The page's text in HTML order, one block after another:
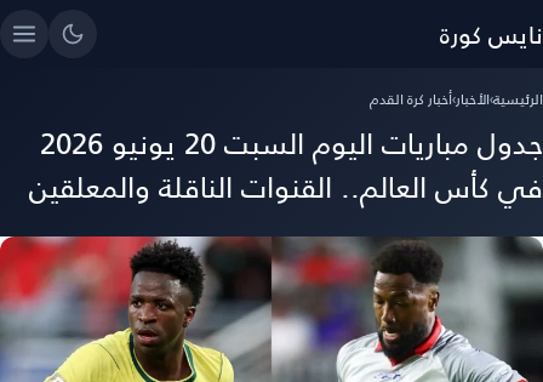
نايس كورة
الرئيسية›الأخبار›أخبار كرة القدم
جدول مباريات اليوم السبت 20 يونيو 2026
في كأس العالم.. القنوات الناقلة والمعلقين